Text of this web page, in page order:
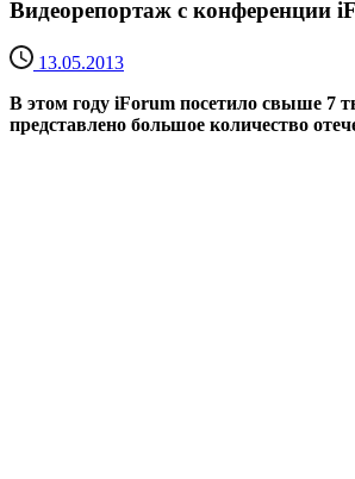
Видеорепортаж с конференции
13.05.2013
В этом году iForum посетило свыше 7
представлено большое количество